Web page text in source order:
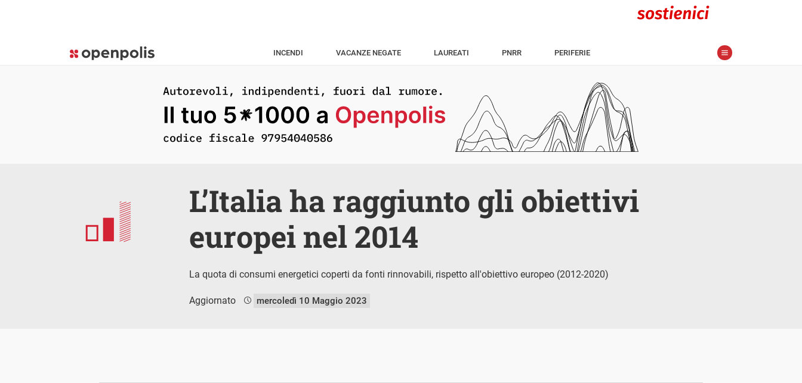
INCENDI VACANZE NEGATE LAUREATI PNRR PERIFERIE
L’Italia ha raggiunto gli obiettivi
europei nel 2014
La quota di consumi energetici coperti da fonti rinnovabili, rispetto all'obiettivo europeo (2012-2020)
Aggiornato mercoledì 10 Maggio 2023